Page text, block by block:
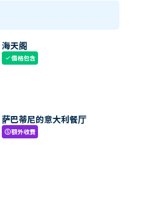
海天阁
check價格包含
萨巴蒂尼的意大利餐厅
paid額外收費